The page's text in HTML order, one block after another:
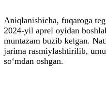
Aniqlanishicha, fuqaroga
2024-yil aprel oyidan
muntazam buzib kelgan.
jarima rasmiylashtirilib,
so‘mdan oshgan.